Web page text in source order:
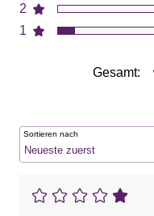
2
1
Gesamt:
Sortieren nach